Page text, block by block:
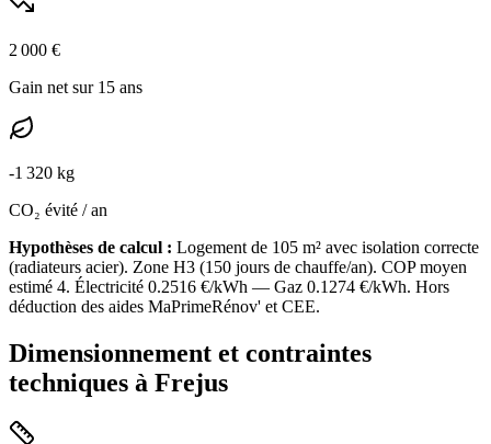
2 000 €
Gain net sur 15 ans
-1 320 kg
CO₂ évité / an
Hypothèses de calcul : Logement de 105 m² avec isolation correcte
(radiateurs acier). Zone H3 (150 jours de chauffe/an). COP moyen
estimé 4. Électricité 0.2516 €/kWh — Gaz 0.1274 €/kWh. Hors
déduction des aides MaPrimeRénov' et CEE.
Dimensionnement et contraintes
techniques à Frejus